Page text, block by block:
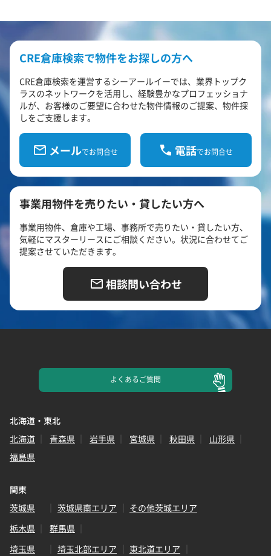
CRE倉庫検索で物件をお探しの方へ
CRE倉庫検索を運営するシーアールイーでは、業界トップク
ラスのネットワークを活用し、経験豊かなプロフェッショナ
ルが、お客様のご要望に合わせた物件情報のご提案、物件探
しをご支援します。
メールでお問合せ 電話でお問合せ
事業用物件を売りたい・貸したい方へ
事業用物件、倉庫や工場、事務所で売りたい・貸したい方、
気軽にマスターリースにご相談ください。状況に合わせてご
提案させていただきます。
相談問い合わせ
よくあるご質問
北海道・東北
北海道
青森県 岩手県 宮城県 秋田県
山形県
福島県
関東
茨城県
茨城県南エリア
その他茨城エリア
栃木県
群馬県
埼玉県
埼玉北部エリア
東北道エリア